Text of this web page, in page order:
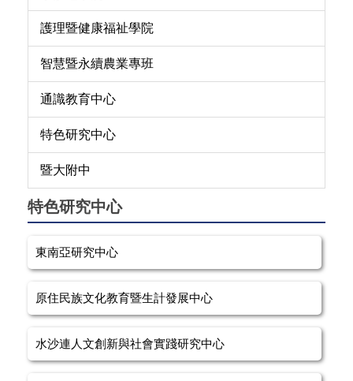
護理暨健康福祉學院
智慧暨永續農業專班
通識教育中心
特色研究中心
暨大附中
特色研究中心
東南亞研究中心
原住民族文化教育暨生計發展中心
水沙連人文創新與社會實踐研究中心